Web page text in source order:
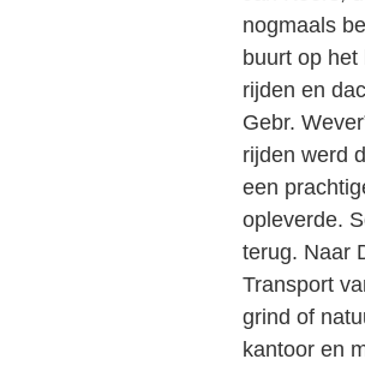
nogmaals
buurt op het
rijden en
Gebr.
rijden werd
een
opleverde.
terug. Naar
Transport
grind of
kantoor en